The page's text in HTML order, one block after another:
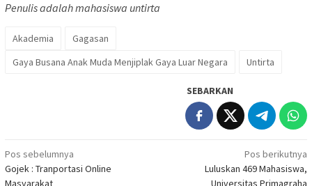
Penulis adalah mahasiswa untirta
Akademia
Gagasan
Gaya Busana Anak Muda Menjiplak Gaya Luar Negara
Untirta
SEBARKAN
Navigasi
pos
Pos sebelumnya
Gojek : Tranportasi Online
Masyarakat
Pos berikutnya
Luluskan 469 Mahasiswa,
Universitas Primagraha